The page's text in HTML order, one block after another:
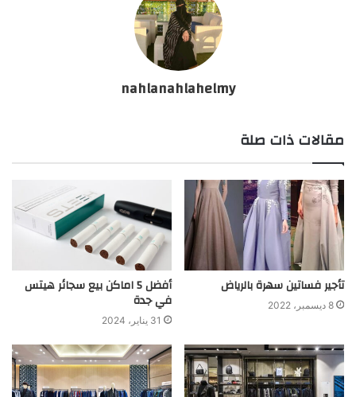
nahlanahlahelmy
مقالات ذات صلة
تأجير فساتين سهرة بالرياض
8 ديسمبر، 2022
أفضل 5 اماكن بيع سجائر هيتس
في جدة
31 يناير، 2024